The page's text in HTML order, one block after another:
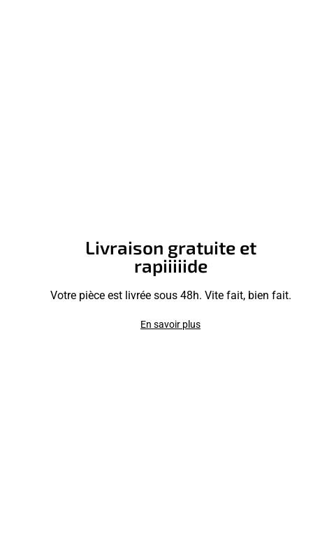
Livraison gratuite et
rapiiiiide
Votre pièce est livrée sous 48h. Vite fait, bien fait.
En savoir plus